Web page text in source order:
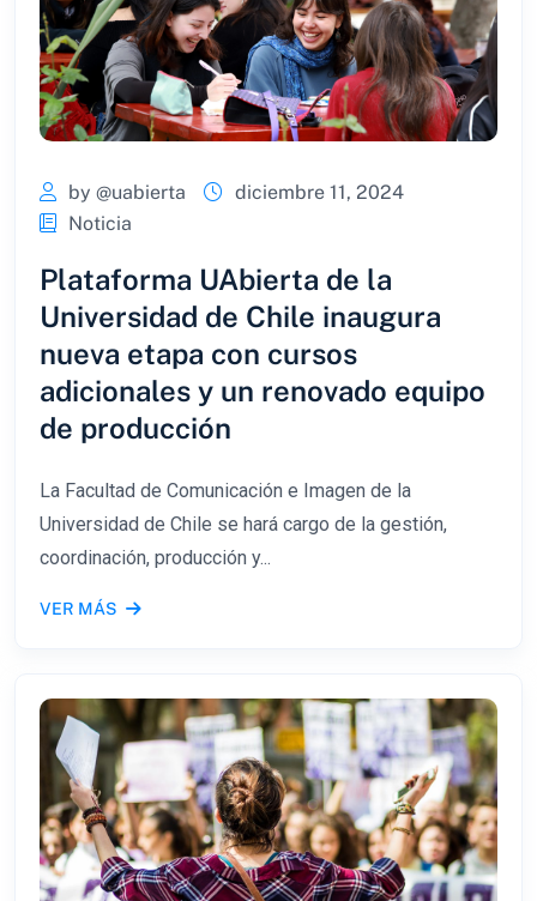
by @uabierta
diciembre 11, 2024
Noticia
Plataforma UAbierta de la
Universidad de Chile inaugura
nueva etapa con cursos
adicionales y un renovado equipo
de producción
La Facultad de Comunicación e Imagen de la
Universidad de Chile se hará cargo de la gestión,
coordinación, producción y...
VER MÁS